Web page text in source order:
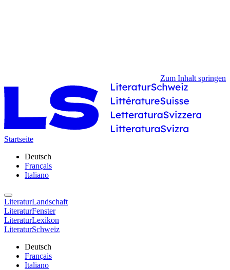
Zum Inhalt springen
Startseite
Deutsch
Français
Italiano
LiteraturLandschaft
LiteraturFenster
LiteraturLexikon
LiteraturSchweiz
Deutsch
Français
Italiano